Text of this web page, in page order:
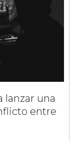
lanzar una
entre